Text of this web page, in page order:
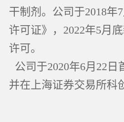
干制剂。公司于2018年
许可证》，2022年5月
许可。
公司于2020年6月22日
并在上海证券交易所科